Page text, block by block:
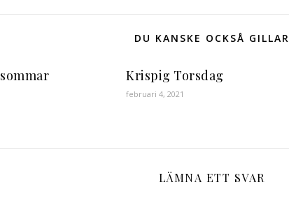
DU KANSKE OCKSÅ GILLAR
Krispig Torsdag
februari 4, 2021
LÄMNA ETT SVAR